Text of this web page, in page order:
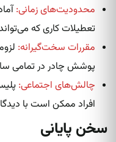
محدودیت‌های زمانی:
تعطیلات کاری که می‌تواند
مقررات سخت‌گیرانه:
پوشش چادر در تمامی
چالش‌های اجتماعی:
افراد ممکن است با
سخن پایانی